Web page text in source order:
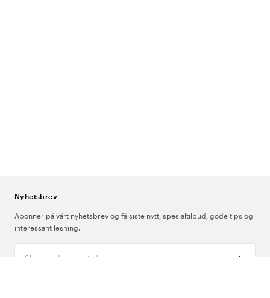
Nyhetsbrev
Abonner på vårt nyhetsbrev og få siste nytt, spesialtilbud, gode tips og
interessant lesning.